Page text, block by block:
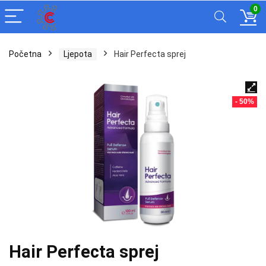
0
Početna Ljepota Hair Perfecta sprej
- 50%
Hair Perfecta sprej